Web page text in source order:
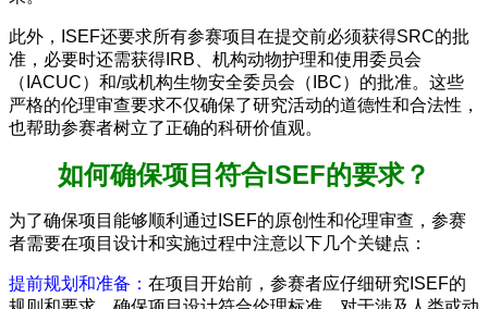
此外，ISEF还要求所有参赛项目在提交前必须获得SRC的批
准，必要时还需获得IRB、机构动物护理和使用委员会
（IACUC）和/或机构生物安全委员会（IBC）的批准。这些
严格的伦理审查要求不仅确保了研究活动的道德性和合法性，
也帮助参赛者树立了正确的科研价值观。
如何确保项目符合ISEF的要求？
为了确保项目能够顺利通过ISEF的原创性和伦理审查，参赛
者需要在项目设计和实施过程中注意以下几个关键点：
提前规划和准备： 在项目开始前，参赛者应仔细研究ISEF的